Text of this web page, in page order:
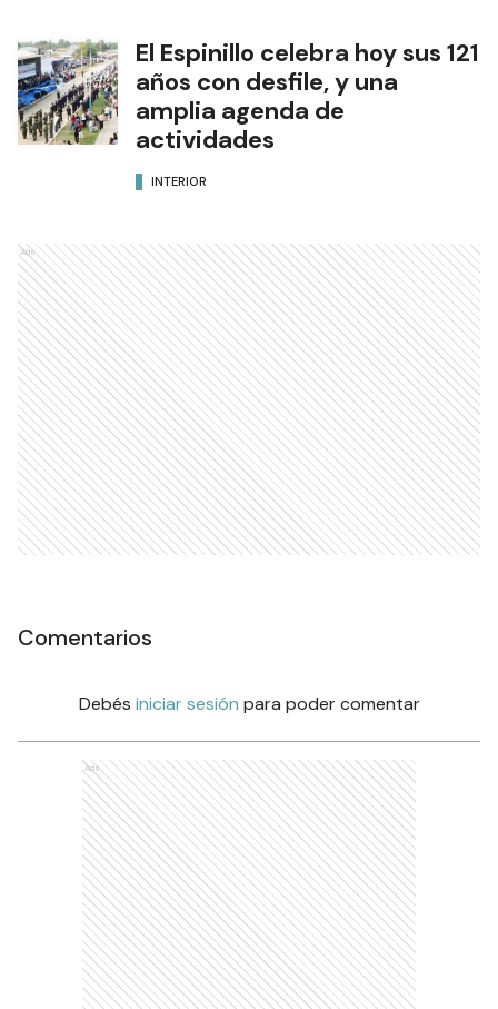
El Espinillo celebra hoy sus 121
años con desfile, y una
amplia agenda de
actividades
INTERIOR
Ads
Comentarios
Debés iniciar sesión para poder comentar
Ads